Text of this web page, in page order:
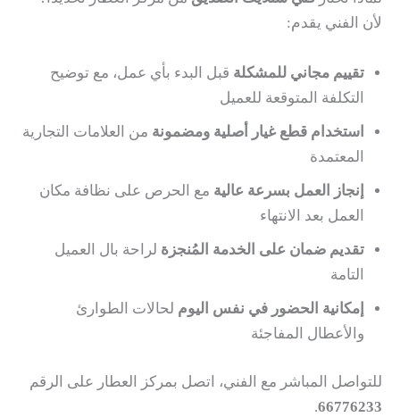
لأن الفني يقدم:
تقييم مجاني للمشكلة قبل البدء بأي عمل، مع توضيح
التكلفة المتوقعة للعميل
استخدام قطع غيار أصلية ومضمونة من العلامات التجارية
المعتمدة
إنجاز العمل بسرعة عالية مع الحرص على نظافة مكان
العمل بعد الانتهاء
تقديم ضمان على الخدمة المُنجزة لراحة بال العميل
التامة
إمكانية الحضور في نفس اليوم لحالات الطوارئ
والأعطال المفاجئة
للتواصل المباشر مع الفني، اتصل بمركز العطار على الرقم
66776233
.